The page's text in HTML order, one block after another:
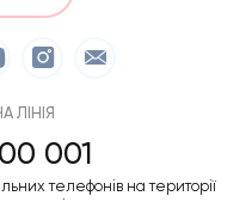
ЛІНІЯ
001
телефонів на території